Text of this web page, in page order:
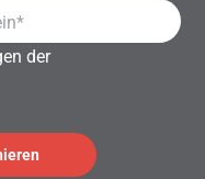
der